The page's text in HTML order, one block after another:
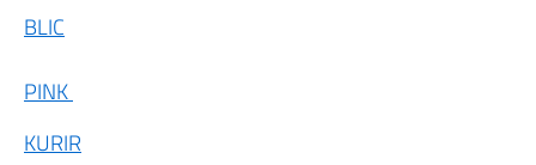
BLIC
PINK
KURIR